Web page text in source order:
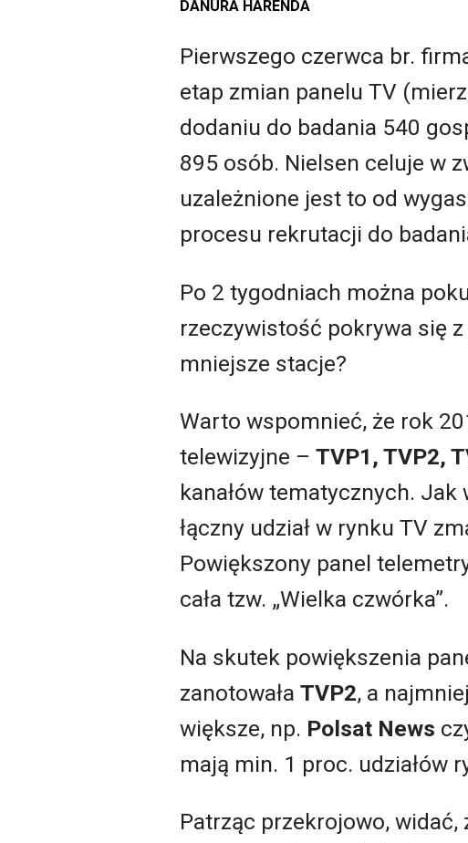
DANURA HARENDA
Pierwszego czerwca br.
etap zmian panelu TV
dodaniu do badania 540
895 osób. Nielsen celuje w
uzależnione jest to od
procesu rekrutacji do
Po 2 tygodniach można
rzeczywistość pokrywa się
mniejsze stacje?
Warto wspomnieć, że rok
telewizyjne – TVP1, TVP2,
kanałów tematycznych. Jak
łączny udział w rynku TV
Powiększony panel
cała tzw. „Wielka czwórka”.
Na skutek powiększenia
zanotowała TVP2, a
większe, np. Polsat News
mają min. 1 proc. udziałów
Patrząc przekrojowo,